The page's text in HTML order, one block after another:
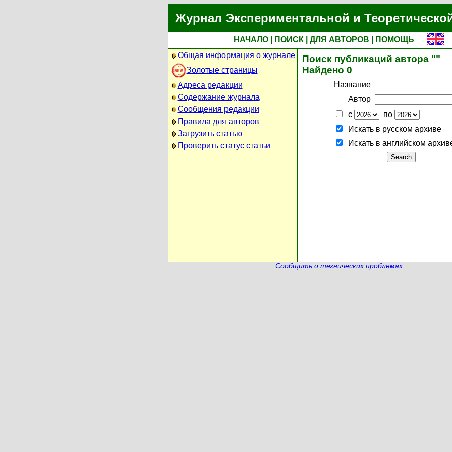
Журнал Экспериментальной и
НАЧАЛО ПОИСК ДЛЯ АВТОРОВ
ПОМОЩЬ
Общая информация о журнале
Золотые страницы
Адреса редакции
Содержание журнала
Сообщения редакции
Правила для авторов
Загрузить статью
Проверить статус статьи
Поиск публикаций автора ""
Найдено 0
Название
Автор
с
по
Искать в русском архиве
Искать в английском
Сообщить о технических проблемах